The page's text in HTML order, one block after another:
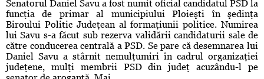
Senatorul Daniel Savu a fost numit oficial candidatul PSD la
funcţia de primar al municipiului Ploieşti în şedinţa
Biroului Politic Judeţean al formaţiunii politice. Numirea
lui Savu s-a făcut sub rezerva validării candidaturii sale de
către conducerea centrală a PSD. Se pare că desemnarea lui
Daniel Savu a stârnit nemulţumiri în cadrul organizaţiei
judeţene, mulţi membrii PSD din judeţ acuzându-l pe